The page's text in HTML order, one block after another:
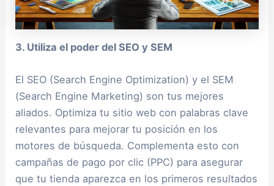
3. Utiliza el poder del SEO y SEM
El SEO (Search Engine Optimization) y el SEM
(Search Engine Marketing) son tus mejores
aliados. Optimiza tu sitio web con palabras clave
relevantes para mejorar tu posición en los
motores de búsqueda. Complementa esto con
campañas de pago por clic (PPC) para asegurar
que tu tienda aparezca en los primeros resultados